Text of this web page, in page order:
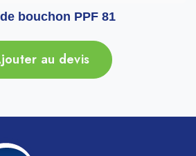
bouchon PPF 81
au devis